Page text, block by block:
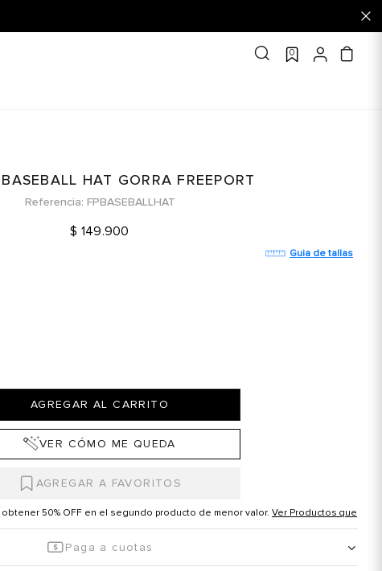
0
HAT GORRA FREEPORT
Referencia FPBASEBALLHAT
$ 149.900
Guia de tallas
AGREGAR AL CARRITO
VER CÓMO ME QUEDA
50% OFF en el segundo producto de menor valor. Ver Productos que
Paga a cuotas